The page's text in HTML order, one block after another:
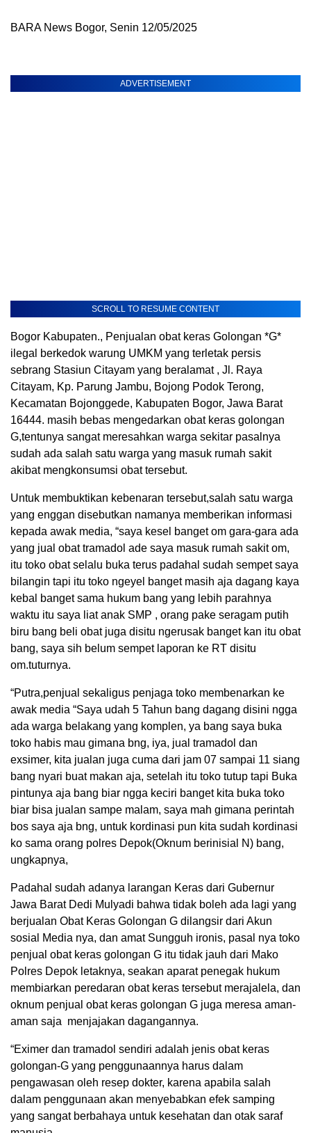
BARA News Bogor, Senin 12/05/2025
ADVERTISEMENT
SCROLL TO RESUME CONTENT
Bogor Kabupaten., Penjualan obat keras Golongan *G*
ilegal berkedok warung UMKM yang terletak persis
sebrang Stasiun Citayam yang beralamat , Jl. Raya
Citayam, Kp. Parung Jambu, Bojong Podok Terong,
Kecamatan Bojonggede, Kabupaten Bogor, Jawa Barat
16444. masih bebas mengedarkan obat keras golongan
G,tentunya sangat meresahkan warga sekitar pasalnya
sudah ada salah satu warga yang masuk rumah sakit
akibat mengkonsumsi obat tersebut.
Untuk membuktikan kebenaran tersebut,salah satu warga
yang enggan disebutkan namanya memberikan informasi
kepada awak media, “saya kesel banget om gara-gara ada
yang jual obat tramadol ade saya masuk rumah sakit om,
itu toko obat selalu buka terus padahal sudah sempet saya
bilangin tapi itu toko ngeyel banget masih aja dagang kaya
kebal banget sama hukum bang yang lebih parahnya
waktu itu saya liat anak SMP , orang pake seragam putih
biru bang beli obat juga disitu ngerusak banget kan itu obat
bang, saya sih belum sempet laporan ke RT disitu
om.tuturnya.
“Putra,penjual sekaligus penjaga toko membenarkan ke
awak media “Saya udah 5 Tahun bang dagang disini ngga
ada warga belakang yang komplen, ya bang saya buka
toko habis mau gimana bng, iya, jual tramadol dan
exsimer, kita jualan juga cuma dari jam 07 sampai 11 siang
bang nyari buat makan aja, setelah itu toko tutup tapi Buka
pintunya aja bang biar ngga keciri banget kita buka toko
biar bisa jualan sampe malam, saya mah gimana perintah
bos saya aja bng, untuk kordinasi pun kita sudah kordinasi
ko sama orang polres Depok(Oknum berinisial N) bang,
ungkapnya,
Padahal sudah adanya larangan Keras dari Gubernur
Jawa Barat Dedi Mulyadi bahwa tidak boleh ada lagi yang
berjualan Obat Keras Golongan G dilangsir dari Akun
sosial Media nya, dan amat Sungguh ironis, pasal nya toko
penjual obat keras golongan G itu tidak jauh dari Mako
Polres Depok letaknya, seakan aparat penegak hukum
membiarkan peredaran obat keras tersebut merajalela, dan
oknum penjual obat keras golongan G juga meresa aman-
aman saja menjajakan dagangannya.
“Eximer dan tramadol sendiri adalah jenis obat keras
golongan-G yang penggunaannya harus dalam
pengawasan oleh resep dokter, karena apabila salah
dalam penggunaan akan menyebabkan efek samping
yang sangat berbahaya untuk kesehatan dan otak saraf